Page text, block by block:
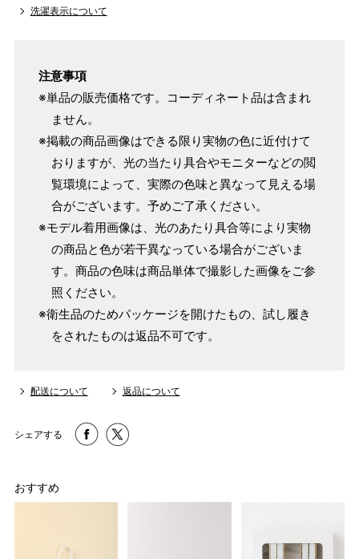
洗濯表示について
注意事項
※単品の販売価格です。コーディネート品は含まれ
ません。
※掲載の商品画像はできる限り実物の色に近付けて
おりますが、光の当たり具合やモニターなどの閲
覧環境によって、実際の色味と異なって見える場
合がございます。予めご了承ください。
※モデル着用画像は、光のあたり具合等により実物
の商品と色が若干異なっている場合がございま
す。商品の色味は商品単体で撮影した画像をご参
照ください。
※衛生品のためパッケージを開けたもの、試し履き
をされたものは返品不可です。
配送について 返品について
シェアする
おすすめ